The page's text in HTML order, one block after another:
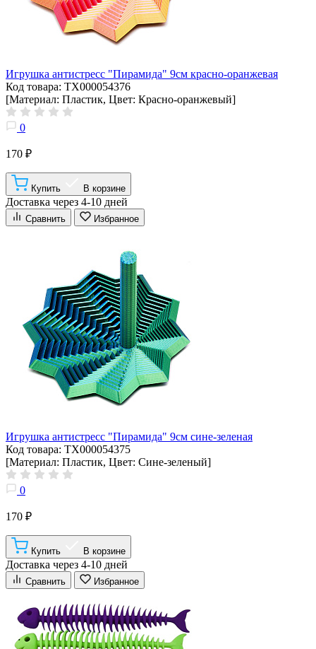
Игрушка антистресс "Пирамида" 9см красно-оранжевая
Код товара: ТХ000054376
[Материал: Пластик, Цвет: Красно-оранжевый]
0
170 ₽
Купить В корзине
Доставка через 4-10 дней
Сравнить Избранное
Игрушка антистресс "Пирамида" 9см сине-зеленая
Код товара: ТХ000054375
[Материал: Пластик, Цвет: Сине-зеленый]
0
170 ₽
Купить В корзине
Доставка через 4-10 дней
Сравнить Избранное